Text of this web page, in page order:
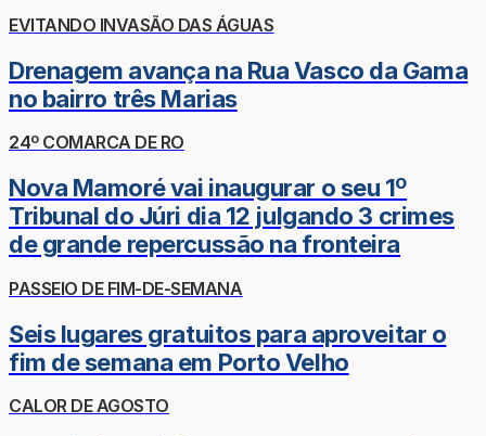
EVITANDO INVASÃO DAS ÁGUAS
Drenagem avança na Rua Vasco da Gama
no bairro três Marias
24º COMARCA DE RO
Nova Mamoré vai inaugurar o seu 1º
Tribunal do Júri dia 12 julgando 3 crimes
de grande repercussão na fronteira
PASSEIO DE FIM-DE-SEMANA
Seis lugares gratuitos para aproveitar o
fim de semana em Porto Velho
CALOR DE AGOSTO